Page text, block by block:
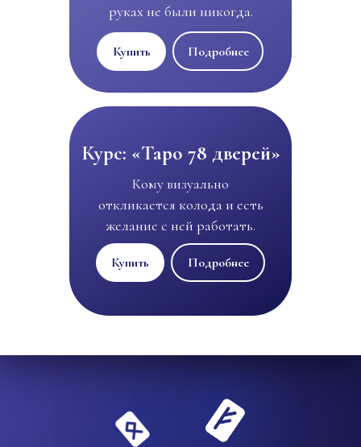
Купить
Кому визуально
откликается колода и есть
желание с ней работать.
Курс: «Таро 78 дверей»
Подробнее
руках не были никогда.
Купить Подробнее